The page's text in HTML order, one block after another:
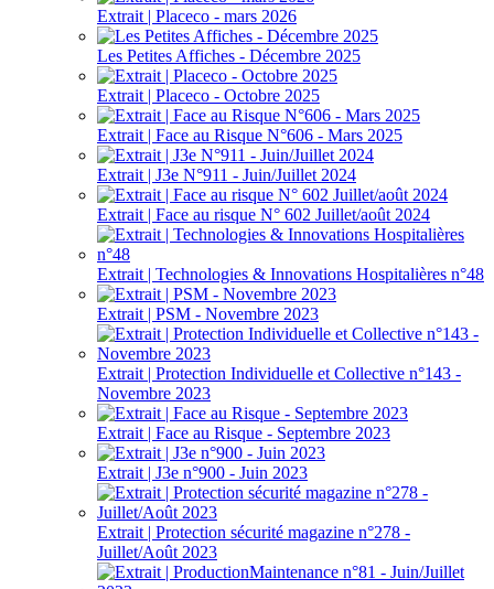
Extrait | Placeco - mars 2026
Les Petites Affiches - Décembre 2025
Extrait | Placeco - Octobre 2025
Extrait | Face au Risque N°606 - Mars 2025
Extrait | J3e N°911 - Juin/Juillet 2024
Extrait | Face au risque N° 602 Juillet/août 2024
Extrait | Technologies & Innovations Hospitalières n°48
Extrait | PSM - Novembre 2023
Extrait | Protection Individuelle et Collective n°143 -
Novembre 2023
Extrait | Face au Risque - Septembre 2023
Extrait | J3e n°900 - Juin 2023
Extrait | Protection sécurité magazine n°278 -
Juillet/Août 2023